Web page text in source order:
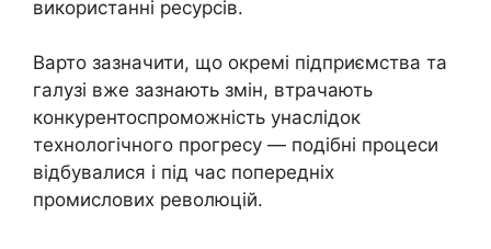
використанні ресурсів.
Варто зазначити, що окремі підприємства та
галузі вже зазнають змін, втрачають
конкурентоспроможність унаслідок
технологічного прогресу — подібні процеси
відбувалися і під час попередніх
промислових революцій.